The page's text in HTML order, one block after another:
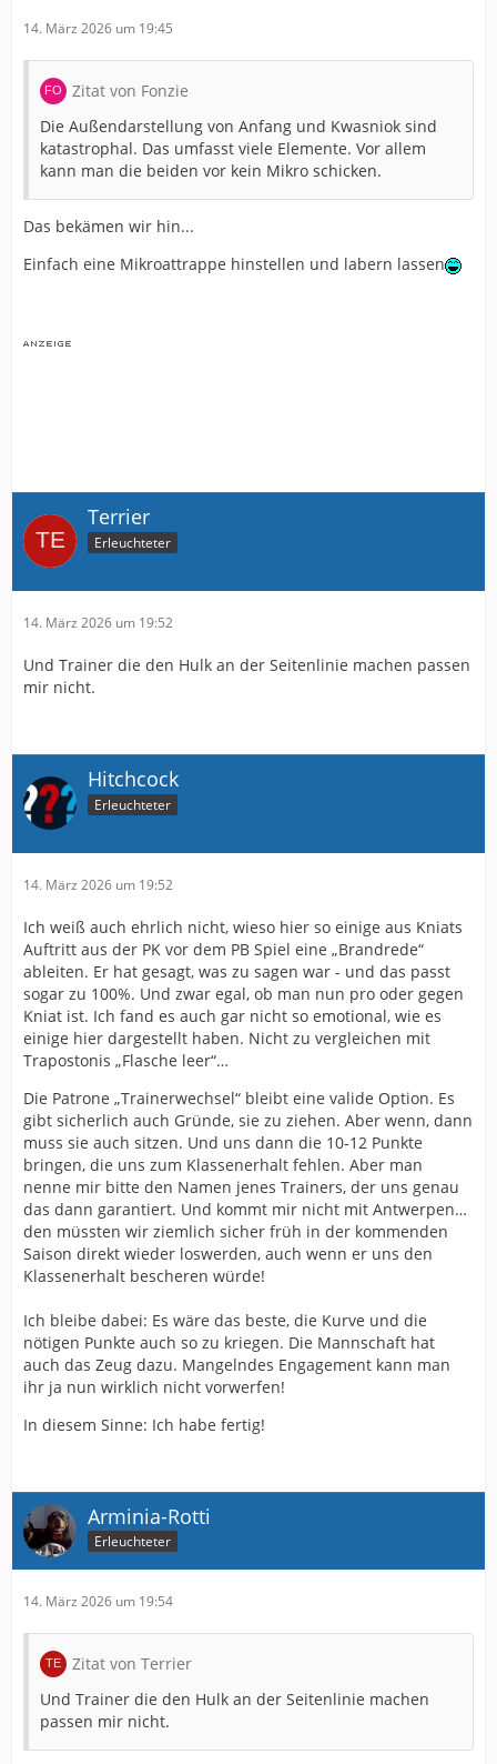
14. März 2026 um 19:45
Zitat von Fonzie
Die Außendarstellung von Anfang und Kwasniok sind
katastrophal. Das umfasst viele Elemente. Vor allem
kann man die beiden vor kein Mikro schicken.
Das bekämen wir hin...
Einfach eine Mikroattrappe hinstellen und labern lassen
Terrier
Erleuchteter
14. März 2026 um 19:52
Und Trainer die den Hulk an der Seitenlinie machen passen
mir nicht.
Hitchcock
Erleuchteter
14. März 2026 um 19:52
Ich weiß auch ehrlich nicht, wieso hier so einige aus Kniats
Auftritt aus der PK vor dem PB Spiel eine „Brandrede“
ableiten. Er hat gesagt, was zu sagen war - und das passt
sogar zu 100%. Und zwar egal, ob man nun pro oder gegen
Kniat ist. Ich fand es auch gar nicht so emotional, wie es
einige hier dargestellt haben. Nicht zu vergleichen mit
Trapostonis „Flasche leer“…
Die Patrone „Trainerwechsel“ bleibt eine valide Option. Es
gibt sicherlich auch Gründe, sie zu ziehen. Aber wenn, dann
muss sie auch sitzen. Und uns dann die 10-12 Punkte
bringen, die uns zum Klassenerhalt fehlen. Aber man
nenne mir bitte den Namen jenes Trainers, der uns genau
das dann garantiert. Und kommt mir nicht mit Antwerpen…
den müssten wir ziemlich sicher früh in der kommenden
Saison direkt wieder loswerden, auch wenn er uns den
Klassenerhalt bescheren würde!
Ich bleibe dabei: Es wäre das beste, die Kurve und die
nötigen Punkte auch so zu kriegen. Die Mannschaft hat
auch das Zeug dazu. Mangelndes Engagement kann man
ihr ja nun wirklich nicht vorwerfen!
In diesem Sinne: Ich habe fertig!
Arminia-Rotti
Erleuchteter
14. März 2026 um 19:54
Zitat von Terrier
Und Trainer die den Hulk an der Seitenlinie machen
passen mir nicht.